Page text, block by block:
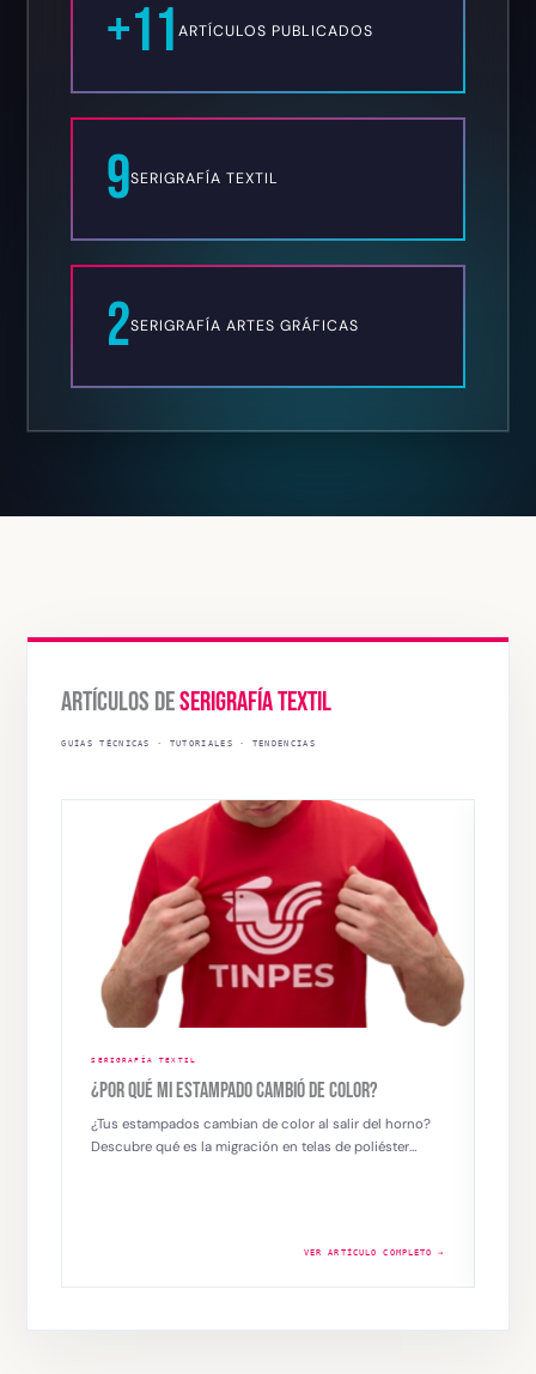
+11ARTÍCULOS PUBLICADOS
9SERIGRAFÍA TEXTIL
2SERIGRAFÍA ARTES GRÁFICAS
ARTÍCULOS DESERIGRAFÍA TEXTIL
GUÍAS TÉCNICAS · TUTORIALES · TENDENCIAS
SERIGRAFÍA TEXTIL
¿POR QUÉ MI ESTAMPADO CAMBIÓ DE COLOR?
¿Tus estampados cambian de color al salir del horno?
Descubre qué es la migración en telas de poliéster…
VER ARTÍCULO COMPLETO →